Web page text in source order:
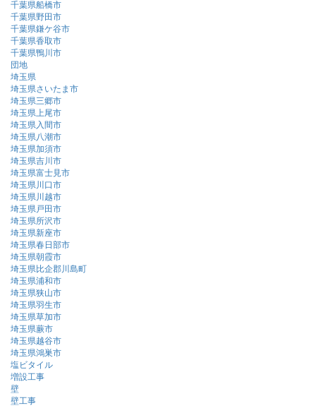
千葉県船橋市
千葉県野田市
千葉県鎌ケ谷市
千葉県香取市
千葉県鴨川市
団地
埼玉県
埼玉県さいたま市
埼玉県三郷市
埼玉県上尾市
埼玉県入間市
埼玉県八潮市
埼玉県加須市
埼玉県吉川市
埼玉県富士見市
埼玉県川口市
埼玉県川越市
埼玉県戸田市
埼玉県所沢市
埼玉県新座市
埼玉県春日部市
埼玉県朝霞市
埼玉県比企郡川島町
埼玉県浦和市
埼玉県狭山市
埼玉県羽生市
埼玉県草加市
埼玉県蕨市
埼玉県越谷市
埼玉県鴻巣市
塩ビタイル
増設工事
壁
壁工事